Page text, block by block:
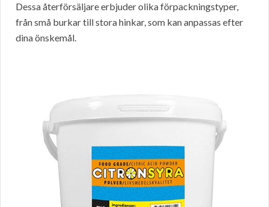
Dessa återförsäljare erbjuder olika förpackningstyper,
från små burkar till stora hinkar, som kan anpassas efter
dina önskemål.